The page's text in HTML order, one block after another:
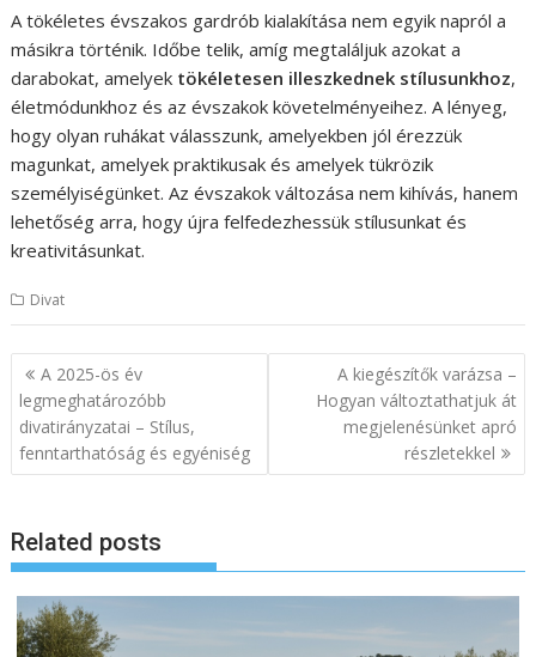
A tökéletes évszakos gardrób kialakítása nem egyik napról a
másikra történik. Időbe telik, amíg megtaláljuk azokat a
darabokat, amelyek tökéletesen illeszkednek stílusunkhoz,
életmódunkhoz és az évszakok követelményeihez. A lényeg,
hogy olyan ruhákat válasszunk, amelyekben jól érezzük
magunkat, amelyek praktikusak és amelyek tükrözik
személyiségünket. Az évszakok változása nem kihívás, hanem
lehetőség arra, hogy újra felfedezhessük stílusunkat és
kreativitásunkat.
Divat
Bejegyzés
navigáció
A 2025-ös év
legmeghatározóbb
divatirányzatai – Stílus,
fenntarthatóság és egyéniség
A kiegészítők varázsa –
Hogyan változtathatjuk át
megjelenésünket apró
részletekkel
Related posts